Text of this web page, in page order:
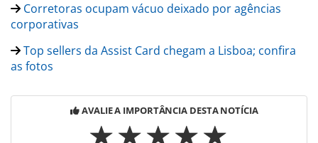
Corretoras ocupam vácuo deixado por agências
corporativas
Top sellers da Assist Card chegam a Lisboa; confira
as fotos
AVALIE A IMPORTÂNCIA DESTA NOTÍCIA